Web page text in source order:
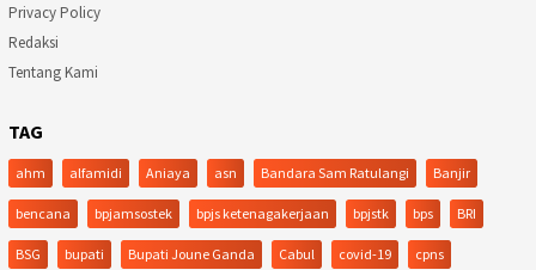
Privacy Policy
Redaksi
Tentang Kami
TAG
ahm alfamidi Aniaya asn Bandara Sam Ratulangi Banjir
bencana bpjamsostek bpjs ketenagakerjaan bpjstk bps BRI
BSG bupati Bupati Joune Ganda Cabul covid-19 cpns